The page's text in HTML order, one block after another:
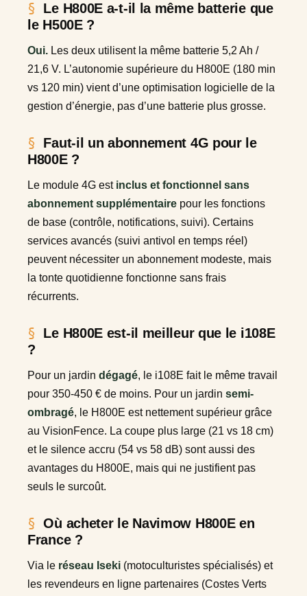
Le H800E a-t-il la même batterie que
le H500E ?
Oui. Les deux utilisent la même batterie 5,2 Ah /
21,6 V. L’autonomie supérieure du H800E (180 min
vs 120 min) vient d’une optimisation logicielle de la
gestion d’énergie, pas d’une batterie plus grosse.
Faut-il un abonnement 4G pour le
H800E ?
Le module 4G est inclus et fonctionnel sans
abonnement supplémentaire pour les fonctions
de base (contrôle, notifications, suivi). Certains
services avancés (suivi antivol en temps réel)
peuvent nécessiter un abonnement modeste, mais
la tonte quotidienne fonctionne sans frais
récurrents.
Le H800E est-il meilleur que le i108E
?
Pour un jardin dégagé, le i108E fait le même travail
pour 350-450 € de moins. Pour un jardin semi-
ombragé, le H800E est nettement supérieur grâce
au VisionFence. La coupe plus large (21 vs 18 cm)
et le silence accru (54 vs 58 dB) sont aussi des
avantages du H800E, mais qui ne justifient pas
seuls le surcoût.
Où acheter le Navimow H800E en
France ?
Via le réseau Iseki (motoculturistes spécialisés) et
les revendeurs en ligne partenaires (Costes Verts